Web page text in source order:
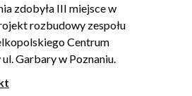
zdobyła III miejsce w
rozbudowy zespołu
Centrum
Garbary w Poznaniu.